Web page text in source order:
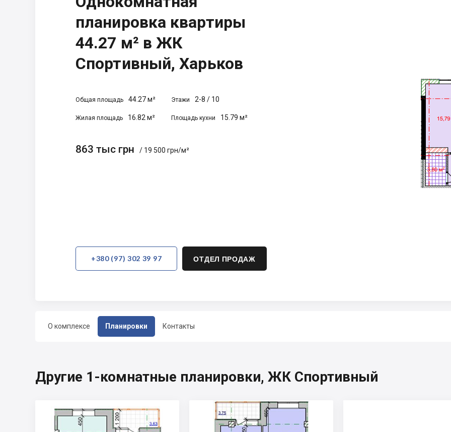
О комплексе Планировки Контакты
планировка квартиры
44.27 м² в ЖК
Спортивный, Харьков
Общая площадь 44.27 м² Этажи 2-8 / 10
Жилая площадь 16.82 м² Площадь кухни 15.79 м²
863 тыс грн / 19 500 грн/м²
+380 (97) 302 39 97 ОТДЕЛ ПРОДАЖ
Другие 1-комнатные планировки, ЖК Спортивный